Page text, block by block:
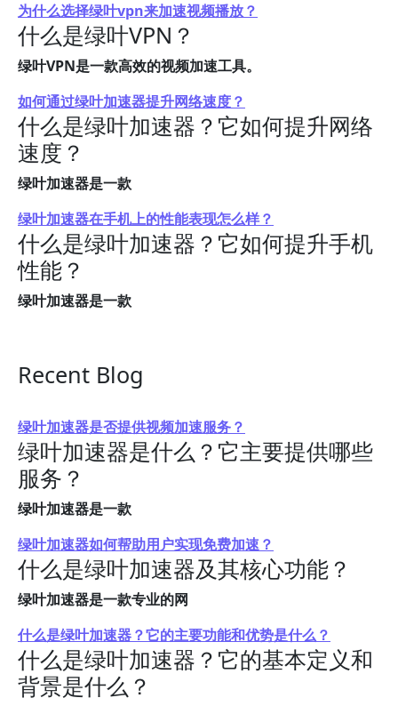
为什么选择绿叶vpn来加速视频播放？
什么是绿叶VPN？
绿叶VPN是一款高效的视频加速工具。
如何通过绿叶加速器提升网络速度？
什么是绿叶加速器？它如何提升网络
速度？
绿叶加速器是一款
绿叶加速器在手机上的性能表现怎么样？
什么是绿叶加速器？它如何提升手机
性能？
绿叶加速器是一款
Recent Blog
绿叶加速器是否提供视频加速服务？
绿叶加速器是什么？它主要提供哪些
服务？
绿叶加速器是一款
绿叶加速器如何帮助用户实现免费加速？
什么是绿叶加速器及其核心功能？
绿叶加速器是一款专业的网
什么是绿叶加速器？它的主要功能和优势是什么？
什么是绿叶加速器？它的基本定义和
背景是什么？